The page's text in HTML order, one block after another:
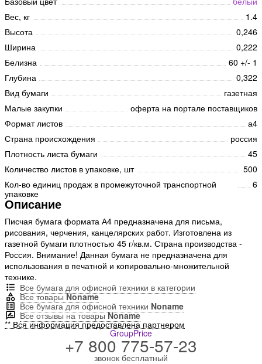
Вес, кг
1.4
Высота
0,246
Ширина
0,222
Белизна
60 +/- 1
Глубина
0,322
Вид бумаги
газетная
Малые закупки
оферта на портале поставщиков
Формат листов
а4
Страна происхождения
россия
Плотность листа бумаги
45
Количество листов в упаковке, шт
500
Кол-во единиц продаж в промежуточной транспортной
упаковке
6
Описание
Писчая бумага формата А4 предназначена для письма,
рисования, черчения, канцелярских работ. Изготовлена из
газетной бумаги плотностью 45 г/кв.м. Страна производства -
Россия. Внимание! Данная бумага не предназначена для
использования в печатной и копировально-множительной
технике.
Все бумага для офисной техники в категории
Все товарыNoname
Все бумага для офисной техники Noname
Все отзывы на товарыNoname
** Вся информация предоставлена партнером
GroupPrice
+7 800 775-57-23
звонок бесплатный